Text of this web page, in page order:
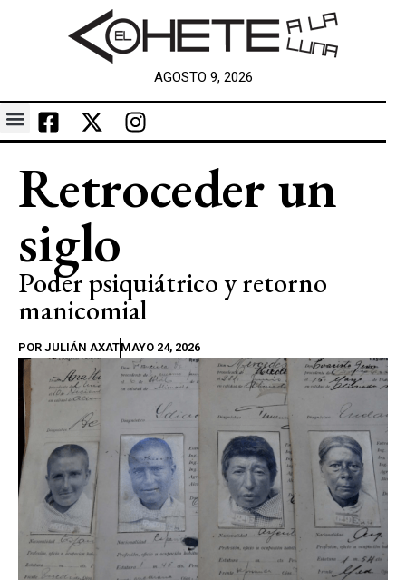
AGOSTO 9, 2026
Retroceder un
siglo
Poder psiquiátrico y retorno
manicomial
POR JULIÁN AXATMAYO 24, 2026